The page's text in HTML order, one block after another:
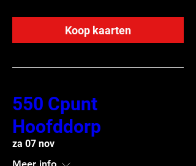
Koop kaarten
550 Cpunt
Hoofddorp
za 07 nov